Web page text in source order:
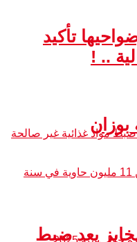
مخابز بعد ضبط
تأكيد
.. !
بوزان